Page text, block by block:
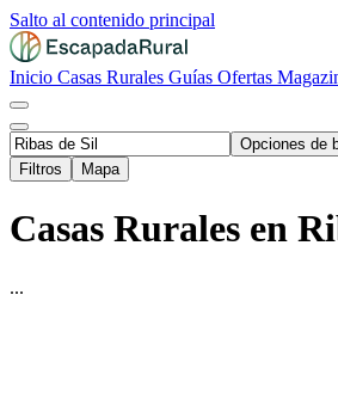
Salto al contenido principal
Inicio Casas Rurales Guías Ofertas
Opciones de
Filtros
Mapa
Casas Rurales en
...